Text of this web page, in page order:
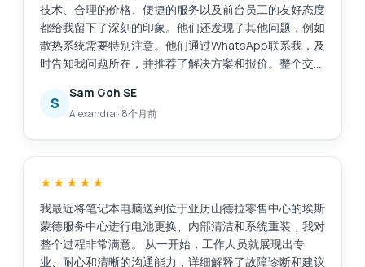
技术、合理的价格、便捷的服务以及前台员工的友好态度
都给我留下了深刻的印象。他们还发现了其他问题，例如
散热系统需要特别注意。他们通过WhatsApp联系我，及
时告知我问题所在，并推荐了解决方案和报价。整个交易
常迅速，原本预计需要30分钟，加上额外的维修任务后
又花了20分钟，这完全可以接受，因为我们可以在商场
Victor虽然话不多，但他仍然能够清晰地向我传达重要的
信息。Esmond，继续保持！
S
Sam Goh SE
Alexandra · 8个月前
★★★★★
我最近将笔记本电脑送到位于亚历山德拉零售中心的埃斯
蒙德服务中心进行电池更换、内部清洁和系统重装，我对
整个过程非常满意。 从一开始，工作人员就展现出专
业、耐心和清晰的沟通能力，详细解释了故障诊断和建议